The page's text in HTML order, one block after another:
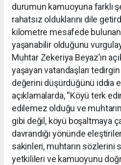
durumun kamuoyuna farklı
rahatsız olduklarını dile
kilometre mesafede
yaşanabilir olduğunu
Muhtar Zekeriya Beyaz’ın
yaşayan vatandaşları
değerini düşürdüğünü iddia
açıklamalarda, “Köyü terk
edilemez olduğu ve
gibi değil, köyü boşaltmaya
davrandığı yönünde
sakinleri, muhtarın sözlerini
yetkilileri ve kamuoyunu